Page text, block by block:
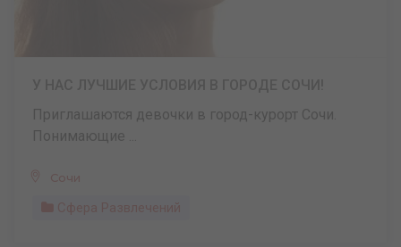
Приглашаются девочки в город-курорт Сочи.
Понимающие ...
Сочи
Сфера Развлечений